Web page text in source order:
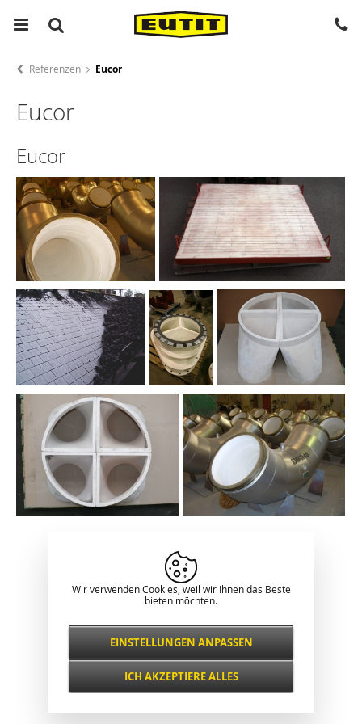
Referenzen Eucor
Eucor
Eucor
Klassische Darstellung
Wir verwenden Cookies, weil wir Ihnen das Beste
bieten möchten.
Notwendig
IMMER AKTIV
Funktional und
EINSTELLUNGEN ANPASSEN
ICH AKZEPTIERE ALLES